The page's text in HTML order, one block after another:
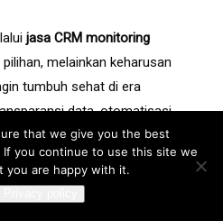
jasa CRM monitoring
melainkan keharusan
tumbuh sehat di era
data, otomatisasi
aktivitas lapangan yang
setiap sumber daya
hasil yang optimal.
that we give you the best
you continue to use this site we
you are happy with it.